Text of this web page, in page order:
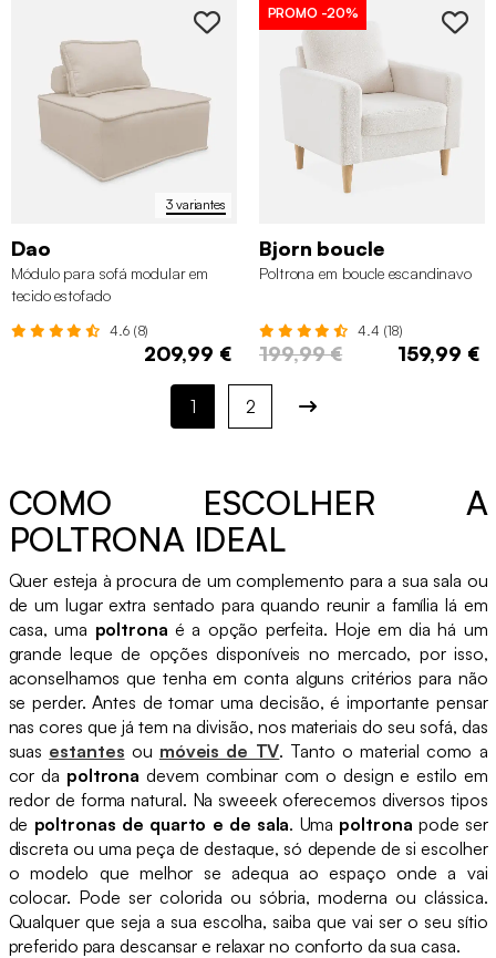
3 variantes
Dao
Módulo para sofá modular em
tecido estofado
4.6 (8)
209,99 €
PROMO -20%
Bjorn boucle
Poltrona em boucle escandinavo
4.4 (18)
199,99 € 159,99 €
1 2
COMO ESCOLHER A
POLTRONA IDEAL
Quer esteja à procura de um complemento para a sua sala ou
de um lugar extra sentado para quando reunir a família lá em
casa, uma poltrona é a opção perfeita. Hoje em dia há um
grande leque de opções disponíveis no mercado, por isso,
aconselhamos que tenha em conta alguns critérios para não
se perder. Antes de tomar uma decisão, é importante pensar
nas cores que já tem na divisão, nos materiais do seu sofá, das
suas estantes ou móveis de TV. Tanto o material como a
cor da poltrona devem combinar com o design e estilo em
redor de forma natural. Na sweeek oferecemos diversos tipos
de poltronas de quarto e de sala. Uma poltrona pode ser
discreta ou uma peça de destaque, só depende de si escolher
o modelo que melhor se adequa ao espaço onde a vai
colocar. Pode ser colorida ou sóbria, moderna ou clássica.
Qualquer que seja a sua escolha, saiba que vai ser o seu sítio
preferido para descansar e relaxar no conforto da sua casa.